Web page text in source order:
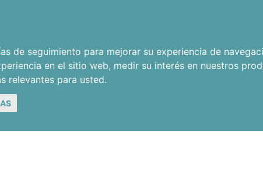
de seguimiento para mejorar su experiencia de
en el sitio web, medir su interés en nuestros
relevantes para usted.